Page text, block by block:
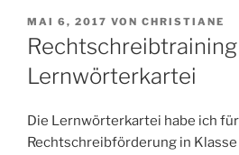
VERÖFFENTLICHT
AM
MAI 6, 2017 VON CHRISTIANE
Lernwörterkartei
Die Lernwörterkartei habe ich
Rechtschreibförderung in